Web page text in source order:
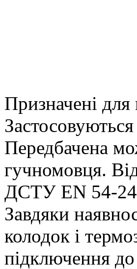
Призначені
Передбачена
гучномовця.
ДСТУ EN 54-24
Завдяки
колодок і
підключення до